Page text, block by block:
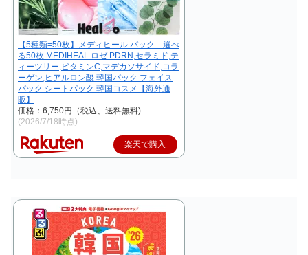
【5種類=50枚】メディヒール パック 選べ
る50枚 MEDIHEAL ロゼ PDRN,セラミド,テ
ィーツリー,ビタミンC,マデカソサイド,コラ
ーゲン,ヒアルロン酸 韓国パック フェイス
パック シートパック 韓国コスメ【海外通
販】
価格：6,750円（税込、送料無料)
(2026/7/18時点)
楽天で購入